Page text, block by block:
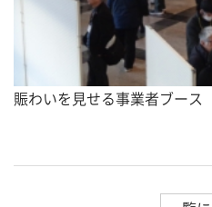
賑わいを見せる事業者ブース